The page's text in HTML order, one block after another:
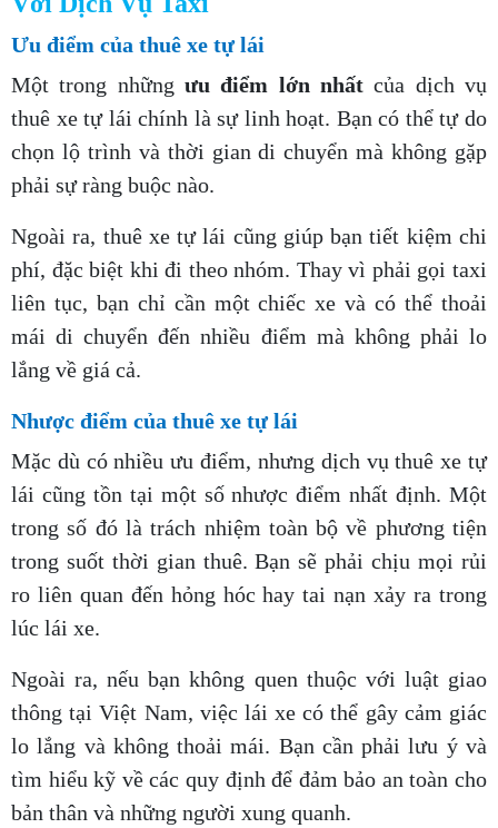
Ưu điểm của thuê xe tự lái
Một trong những ưu điểm lớn nhất của dịch vụ
thuê xe tự lái chính là sự linh hoạt. Bạn có thể tự do
chọn lộ trình và thời gian di chuyển mà không gặp
phải sự ràng buộc nào.
Ngoài ra, thuê xe tự lái cũng giúp bạn tiết kiệm chi
phí, đặc biệt khi đi theo nhóm. Thay vì phải gọi taxi
liên tục, bạn chỉ cần một chiếc xe và có thể thoải
mái di chuyển đến nhiều điểm mà không phải lo
lắng về giá cả.
Nhược điểm của thuê xe tự lái
Mặc dù có nhiều ưu điểm, nhưng dịch vụ thuê xe tự
lái cũng tồn tại một số nhược điểm nhất định. Một
trong số đó là trách nhiệm toàn bộ về phương tiện
trong suốt thời gian thuê. Bạn sẽ phải chịu mọi rủi
ro liên quan đến hỏng hóc hay tai nạn xảy ra trong
lúc lái xe.
Ngoài ra, nếu bạn không quen thuộc với luật giao
thông tại Việt Nam, việc lái xe có thể gây cảm giác
lo lắng và không thoải mái. Bạn cần phải lưu ý và
tìm hiểu kỹ về các quy định để đảm bảo an toàn cho
bản thân và những người xung quanh.